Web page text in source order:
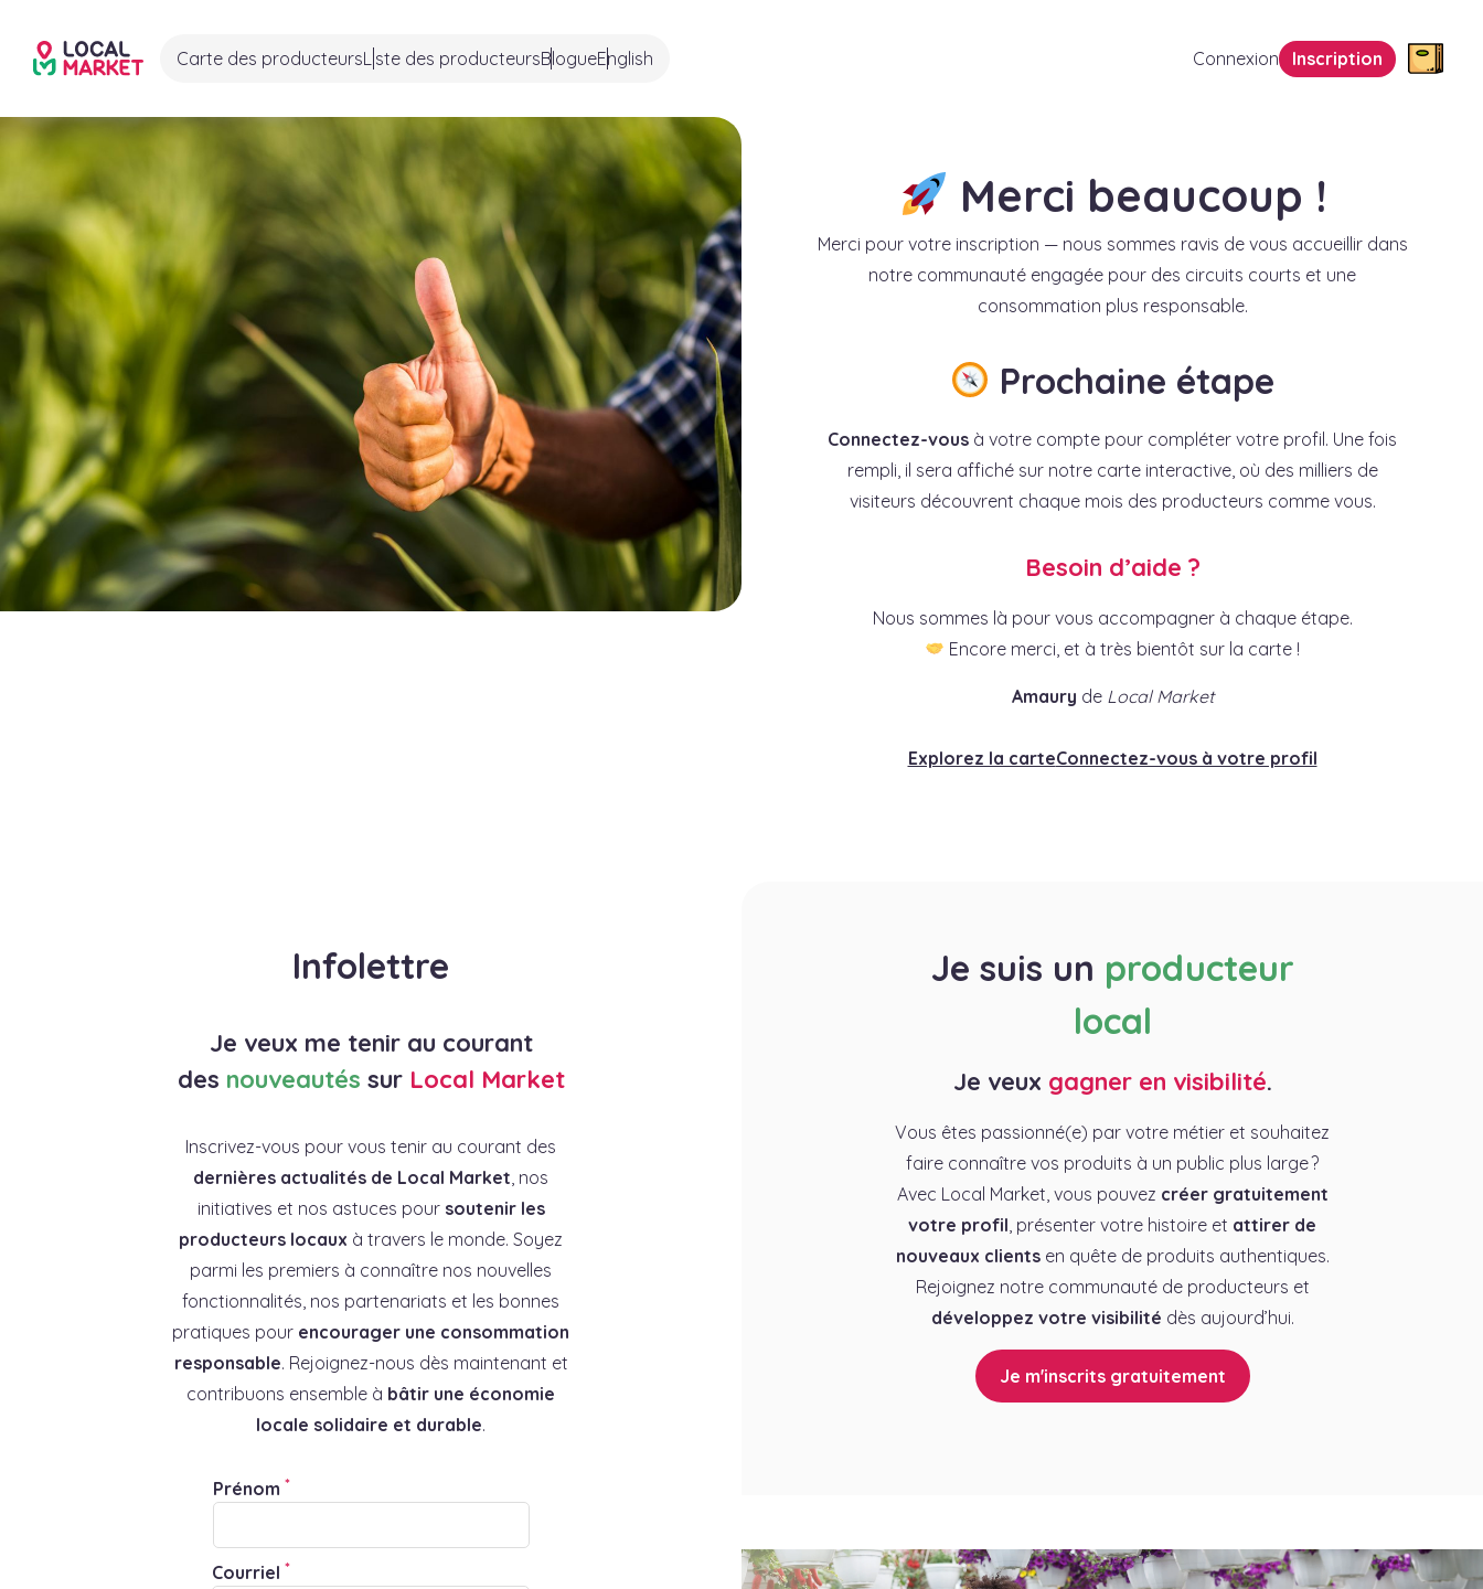
Carte des producteursListe des producteursBlogueEnglish Connexion Inscription
Merci beaucoup !
Merci pour votre inscription — nous sommes ravis de vous accueillir dans
notre communauté engagée pour des circuits courts et une
consommation plus responsable.
Prochaine étape
Connectez-vous à votre compte pour compléter votre profil. Une fois
rempli, il sera affiché sur notre carte interactive, où des milliers de
visiteurs découvrent chaque mois des producteurs comme vous.
Besoin d’aide ?
Nous sommes là pour vous accompagner à chaque étape.
Encore merci, et à très bientôt sur la carte !
Amaury de Local Market
Explorez la carteConnectez-vous à votre profil
Infolettre
Je veux me tenir au courant
des nouveautés sur Local Market
Inscrivez-vous pour vous tenir au courant des
dernières actualités de Local Market , nos
initiatives et nos astuces pour soutenir les
producteurs locaux à travers le monde. Soyez
parmi les premiers à connaître nos nouvelles
fonctionnalités, nos partenariats et les bonnes
pratiques pour encourager une consommation
responsable. Rejoignez-nous dès maintenant et
contribuons ensemble à bâtir une économie
locale solidaire et durable.
Prénom *
Courriel *
Je suis un producteur
local
Je veux gagner en visibilité.
Vous êtes passionné(e) par votre métier et souhaitez
faire connaître vos produits à un public plus large ?
Avec Local Market, vous pouvez créer gratuitement
votre profil, présenter votre histoire et attirer de
nouveaux clientsen quête de produits authentiques.
Rejoignez notre communauté de producteurs et
développez votre visibilité dès aujourd’hui.
Je m'inscrits gratuitement